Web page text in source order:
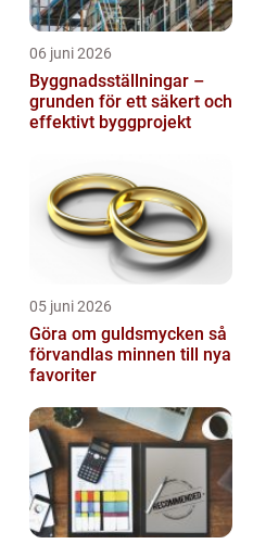
06 juni 2026
Byggnadsställningar –
grunden för ett säkert och
effektivt byggprojekt
05 juni 2026
Göra om guldsmycken så
förvandlas minnen till nya
favoriter